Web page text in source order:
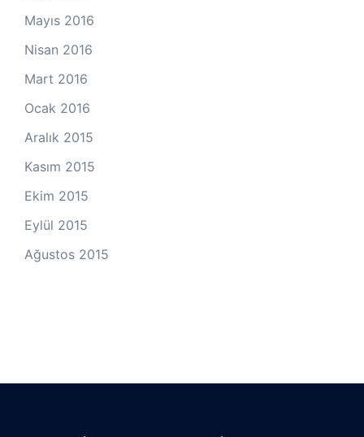
Mayıs 2016
Nisan 2016
Mart 2016
Ocak 2016
Aralık 2015
Kasım 2015
Ekim 2015
Eylül 2015
Ağustos 2015